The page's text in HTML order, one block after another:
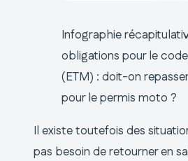
Infographie
obligations pour le
(ETM) : doit-on
pour le permis moto ?
Il existe toutefois des
pas besoin de retourner en